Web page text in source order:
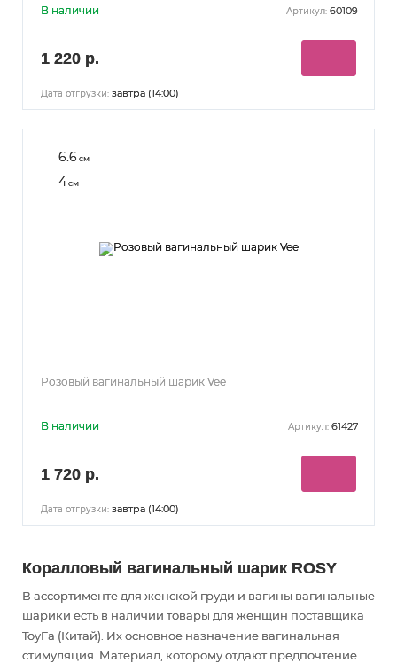
В наличии Артикул: 60109
1 220 р.
Дата отгрузки: завтра (14:00)
6.6 см
4см
Розовый вагинальный шарик Vee
В наличии Артикул: 61427
1 720 р.
Дата отгрузки: завтра (14:00)
Коралловый вагинальный шарик ROSY
В ассортименте для женской груди и вагины вагинальные
шарики есть в наличии товары для женщин поставщика
ToyFa (Китай). Их основное назначение вагинальная
стимуляция . Материал, которому отдают предпочтение